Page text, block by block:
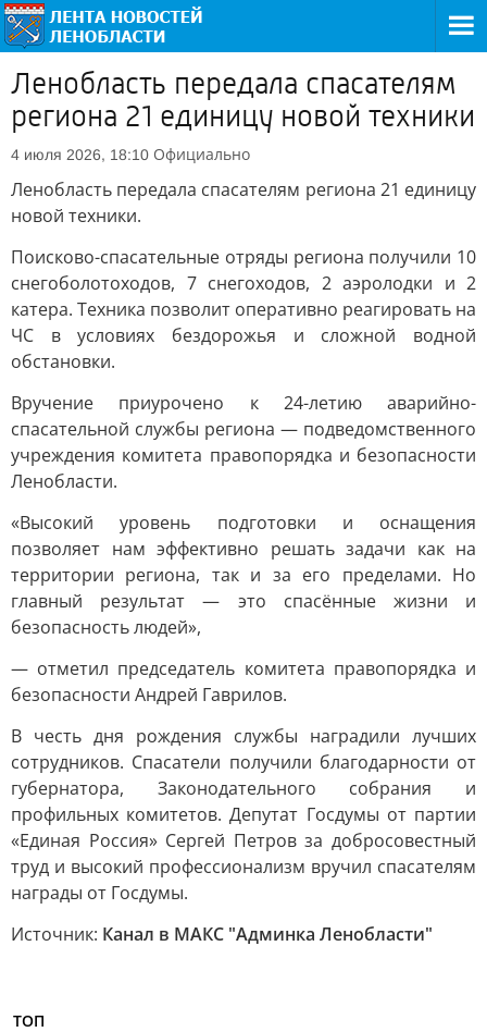
Ленобласть передала спасателям
региона 21 единицу новой техники
4 июля 2026, 18:10 Официально
Ленобласть передала спасателям региона 21 единицу
новой техники.
Поисково-спасательные отряды региона получили 10
снегоболотоходов, 7 снегоходов, 2 аэролодки и 2
катера. Техника позволит оперативно реагировать на
ЧС в условиях бездорожья и сложной водной
обстановки.
Вручение приурочено к 24-летию аварийно-
спасательной службы региона — подведомственного
учреждения комитета правопорядка и безопасности
Ленобласти.
«Высокий уровень подготовки и оснащения
позволяет нам эффективно решать задачи как на
территории региона, так и за его пределами. Но
главный результат — это спасённые жизни и
безопасность людей»,
— отметил председатель комитета правопорядка и
безопасности Андрей Гаврилов.
В честь дня рождения службы наградили лучших
сотрудников. Спасатели получили благодарности от
губернатора, Законодательного собрания и
профильных комитетов. Депутат Госдумы от партии
«Единая Россия» Сергей Петров за добросовестный
труд и высокий профессионализм вручил спасателям
награды от Госдумы.
Источник: Канал в МАКС "Админка Ленобласти"
ТОП